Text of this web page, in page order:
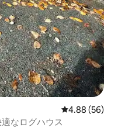
レビュー56
4.88 (56)
なログハウス